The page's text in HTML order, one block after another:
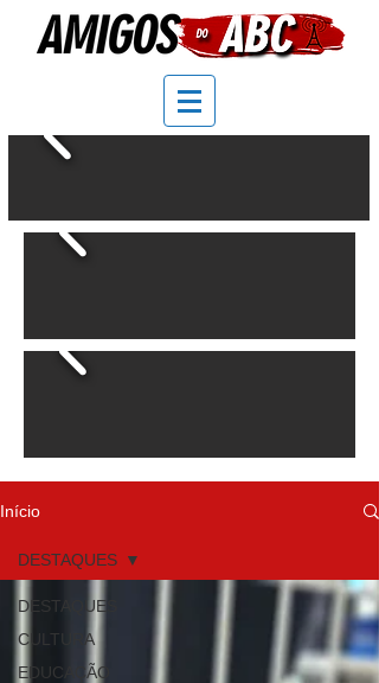
Início
DESTAQUES
CULTURA
EDUCAÇÃO
DESTAQUES